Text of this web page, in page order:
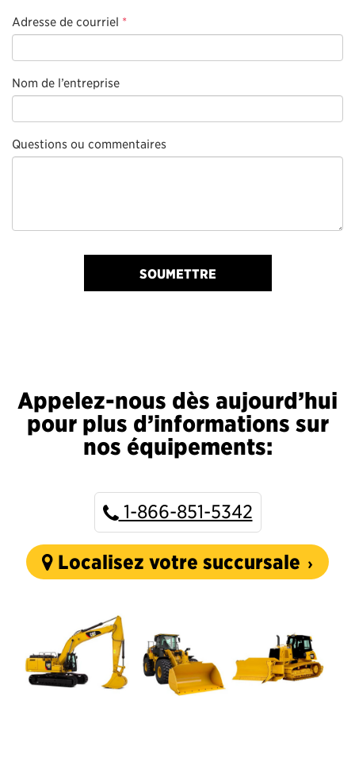
Adresse de courriel *
Nom de l’entreprise
Questions ou commentaires
SOUMETTRE
Appelez-nous dès aujourd’hui
pour plus d’informations sur
nos équipements:
1-866-851-5342
Localisez votre succursale